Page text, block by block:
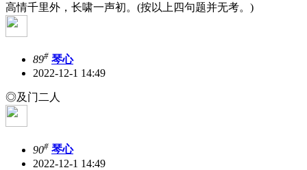
高情千里外，长啸一声初。(按以上四句题并无考。)
89# 琴心
2022-12-1 14:49
◎及门二人
90# 琴心
2022-12-1 14:49